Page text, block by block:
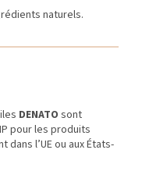
naturels.
DENATO sont
pour les produits
l’UE ou aux États-